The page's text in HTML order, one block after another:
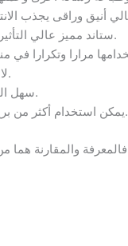
ستاند مميز عالي التأثير على العملاء والجمهور.
لا يلزم مكان كبير لوضعه.
سهل التركيب والفك والتخزين.
يمكن استخدام أكثر من برج بجانب بعضهم البعض.